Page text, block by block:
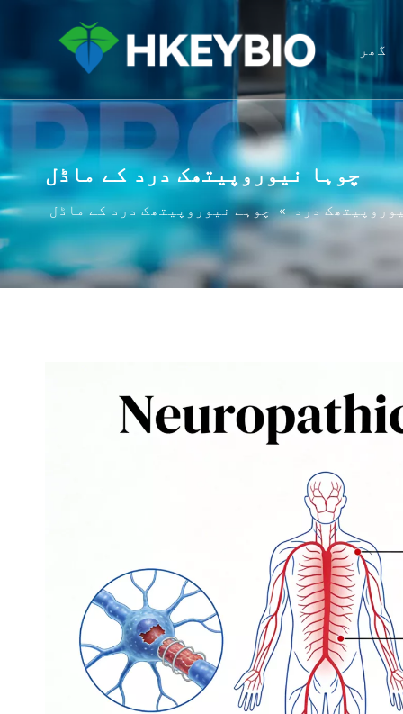
گھر
چوہا نیوروپیتھک درد کے ماڈل
درد » چوہے نیوروپیتھک درد کے ماڈل